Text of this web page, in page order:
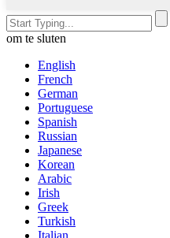
om te sluten
English
French
German
Portuguese
Spanish
Russian
Japanese
Korean
Arabic
Irish
Greek
Turkish